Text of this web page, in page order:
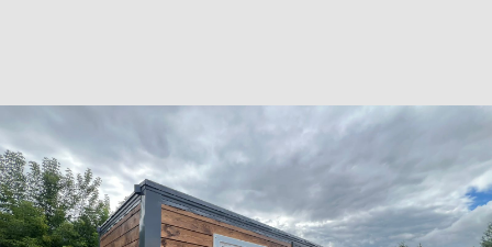
Навигация
Модульные здания
Посты охраны КПП
Контакты